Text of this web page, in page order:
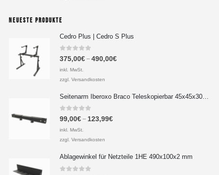
NEUESTE PRODUKTE
Cedro Plus | Cedro S Plus
0out of 5
375,00€– 490,00€
inkl. MwSt.
zzgl. Versandkosten
Seitenarm Iberoxo Braco Teleskopierbar 45x45x300-450 mm
0out of 5
99,00€– 123,99€
inkl. MwSt.
zzgl. Versandkosten
Ablagewinkel für Netzteile 1HE 490x100x2 mm